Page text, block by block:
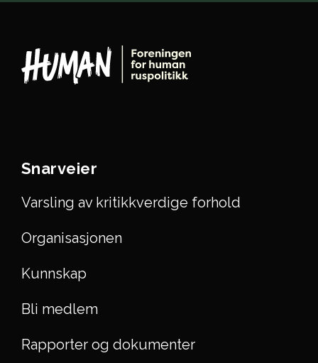
Snarveier
Varsling av kritikkverdige forhold
Organisasjonen
Kunnskap
Bli medlem
Rapporter og dokumenter